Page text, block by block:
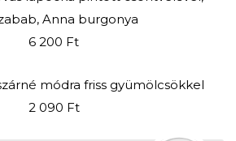
Anna burgonya
6 200 Ft
módra friss gyümölcsökkel
2 090 Ft